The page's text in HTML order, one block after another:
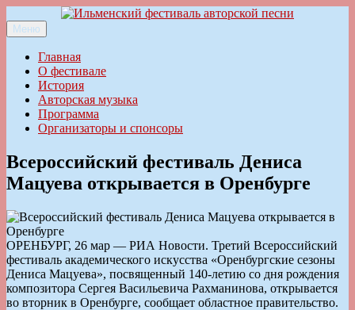
к
содержимому
Ильменский фестиваль авторской песни
Меню
Главная
О фестивале
История
Авторская музыка
Программа
Организаторы и спонсоры
Всероссийский фестиваль Дениса
Мацуева открывается в Оренбурге
ОРЕНБУРГ, 26 мар — РИА Новости. Третий Всероссийский
фестиваль академического искусства «Оренбургские сезоны
Дениса Мацуева», посвященный 140-летию со дня рождения
композитора Сергея Васильевича Рахманинова, открывается
во вторник в Оренбурге, сообщает областное правительство.